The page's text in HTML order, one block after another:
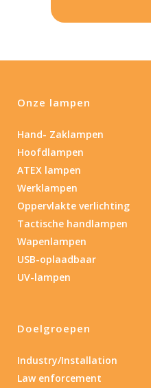
Onze lampen
Hand- Zaklampen
Hoofdlampen
ATEX lampen
Werklampen
Oppervlakte verlichting
Tactische handlampen
Wapenlampen
USB-oplaadbaar
UV-lampen
Doelgroepen
Industry/Installation
Law enforcement